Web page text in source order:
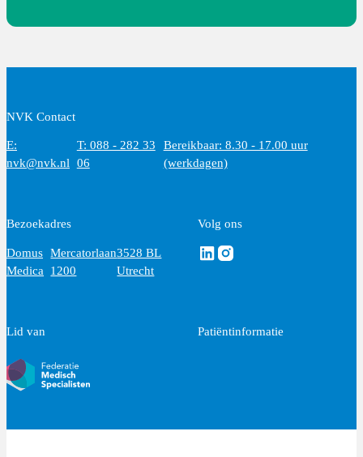
NVK Contact
E:
nvk@nvk.nl
T: 088 - 282 33
06
Bereikbaar: 8.30 - 17.00 uur
(werkdagen)
Bezoekadres
Domus
Medica
Mercatorlaan
1200
3528 BL
Utrecht
Volg ons
Volg ons via Linkedin
Volg ons via Instagram
Lid van Patiëntinformatie